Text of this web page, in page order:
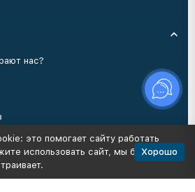
нас?
это помогает сайту работать
использовать сайт, мы будемХорошо